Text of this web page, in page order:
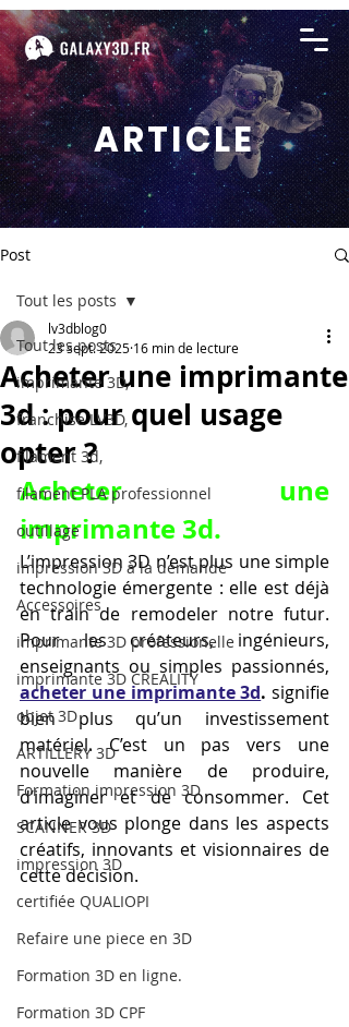
ARTICLE
Post
Tout les posts
imprimante 3D,
franchise LV3D,
filament 3d,
filament PLA professionnel
outillage
impression 3D à la demande
Accessoires
imprimante 3D professionelle
imprimante 3D CREALITY
objet 3D
ARTILLERY 3D
Formation impression 3D
SCANNER 3D
impression 3D
certifiée QUALIOPI
Refaire une piece en 3D
Formation 3D en ligne.
Formation 3D CPF
Tout les posts
Acheter une imprimante
3d : pour quel usage
opter ?
lv3dblog0
23 sept. 2025 16 min de lecture
Acheter une
imprimante 3d.
L’impression 3D n’est plus une simple
technologie émergente : elle est déjà
en train de remodeler notre futur.
Pour les créateurs, ingénieurs,
acheter une imprimante 3d. signifie
bien plus qu’un investissement
matériel. C’est un pas vers une
nouvelle manière de produire,
d’imaginer et de consommer. Cet
article vous plonge dans les aspects
créatifs, innovants et visionnaires de
cette décision.